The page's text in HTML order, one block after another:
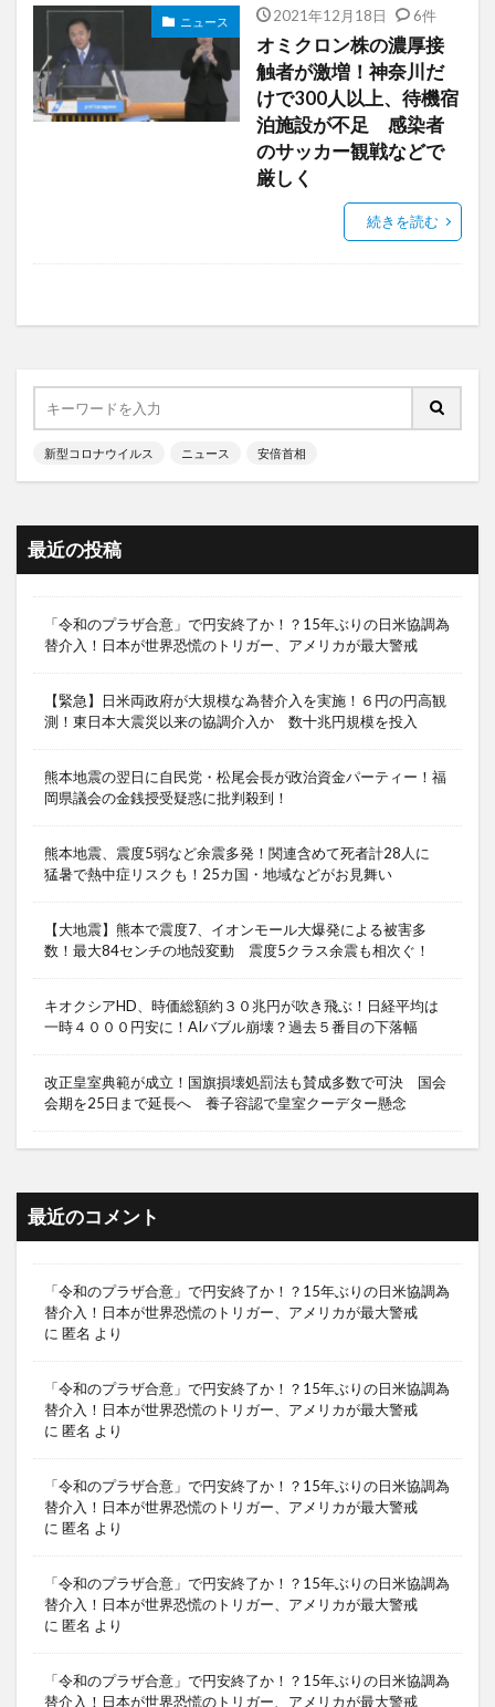
ニュース 2021年12月18日 6件
オミクロン株の濃厚接
触者が激増！神奈川だ
けで300人以上、待機宿
泊施設が不足 感染者
のサッカー観戦などで
厳しく
続きを読む
新型コロナウイルス ニュース 安倍首相
最近の投稿
「令和のプラザ合意」で円安終了か！？15年ぶりの日米協調為
替介入！日本が世界恐慌のトリガー、アメリカが最大警戒
【緊急】日米両政府が大規模な為替介入を実施！６円の円高観
測！東日本大震災以来の協調介入か 数十兆円規模を投入
熊本地震の翌日に自民党・松尾会長が政治資金パーティー！福
岡県議会の金銭授受疑惑に批判殺到！
熊本地震、震度5弱など余震多発！関連含めて死者計28人に
猛暑で熱中症リスクも！25カ国・地域などがお見舞い
【大地震】熊本で震度7、イオンモール大爆発による被害多
数！最大84センチの地殻変動 震度5クラス余震も相次ぐ！
キオクシアHD、時価総額約３０兆円が吹き飛ぶ！日経平均は
一時４０００円安に！AIバブル崩壊？過去５番目の下落幅
改正皇室典範が成立！国旗損壊処罰法も賛成多数で可決 国会
会期を25日まで延長へ 養子容認で皇室クーデター懸念
最近のコメント
「令和のプラザ合意」で円安終了か！？15年ぶりの日米協調為
替介入！日本が世界恐慌のトリガー、アメリカが最大警戒
に 匿名 より
「令和のプラザ合意」で円安終了か！？15年ぶりの日米協調為
替介入！日本が世界恐慌のトリガー、アメリカが最大警戒
に 匿名 より
「令和のプラザ合意」で円安終了か！？15年ぶりの日米協調為
替介入！日本が世界恐慌のトリガー、アメリカが最大警戒
に 匿名 より
「令和のプラザ合意」で円安終了か！？15年ぶりの日米協調為
替介入！日本が世界恐慌のトリガー、アメリカが最大警戒
に 匿名 より
「令和のプラザ合意」で円安終了か！？15年ぶりの日米協調為
替介入！日本が世界恐慌のトリガー、アメリカが最大警戒